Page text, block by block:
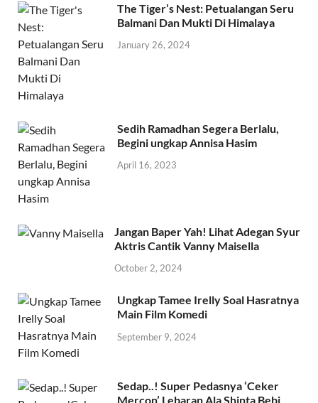
The Tiger’s Nest: Petualangan Seru
Balmani Dan Mukti Di Himalaya
January 26, 2024
Sedih Ramadhan Segera Berlalu,
Begini ungkap Annisa Hasim
April 16, 2023
Jangan Baper Yah! Lihat Adegan Syur
Aktris Cantik Vanny Maisella
October 2, 2024
Ungkap Tamee Irelly Soal Hasratnya
Main Film Komedi
September 9, 2024
Sedap..! Super Pedasnya ‘Ceker
Mercon’ Lebaran Ala Shinta Bebi